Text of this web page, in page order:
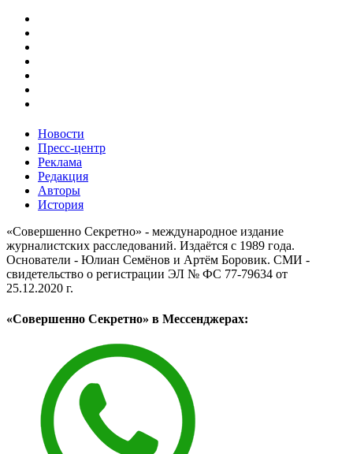
Новости
Пресс-центр
Реклама
Редакция
Авторы
История
«Совершенно Секретно» - международное издание
журналистских расследований. Издаётся с 1989 года.
Основатели - Юлиан Семёнов и Артём Боровик. CМИ -
свидетельство о регистрации ЭЛ № ФС 77-79634 от
25.12.2020 г.
«Совершенно Секретно» в Мессенджерах: